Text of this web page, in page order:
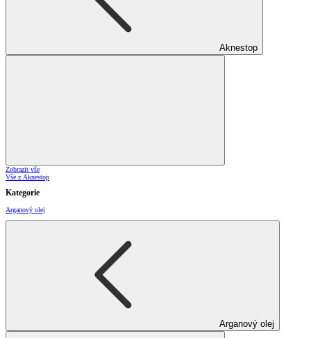
Aknestop
Zobrazit vše
Vše z Aknestop
Kategorie
Arganový olej
Arganový olej